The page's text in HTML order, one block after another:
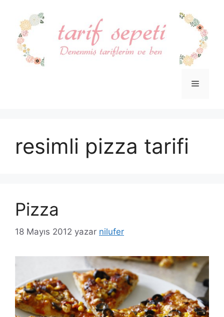
Menü
resimli pizza tarifi
Pizza
18 Mayıs 2012 yazar nilufer